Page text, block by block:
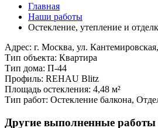
Главная
Наши работы
Остекление, утепление и
Адрес: г. Москва, ул.
Тип объекта: Квартира
Тип дома: П-44
Профиль: REHAU Blitz
Площадь остекления: 4,48 м²
Тип работ: Остекление балкона,
Другие выполненные работы